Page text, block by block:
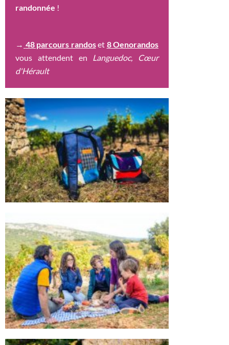
randonnée !
→ 48 parcours randoset 8 Oenorandos
vous attendent en Languedoc, Cœur
d'Hérault